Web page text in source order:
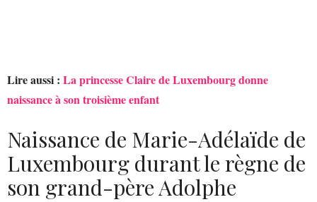
Lire aussi : La princesse Claire de Luxembourg donne
naissance à son troisième enfant
Naissance de Marie-Adélaïde de
Luxembourg durant le règne de
son grand-père Adolphe